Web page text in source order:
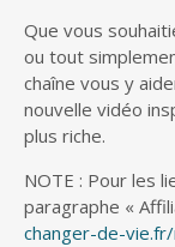
Que vous
ou tout
chaîne vous y
nouvelle vidéo
plus riche.
NOTE : Pour les
paragraphe «
changer-de-